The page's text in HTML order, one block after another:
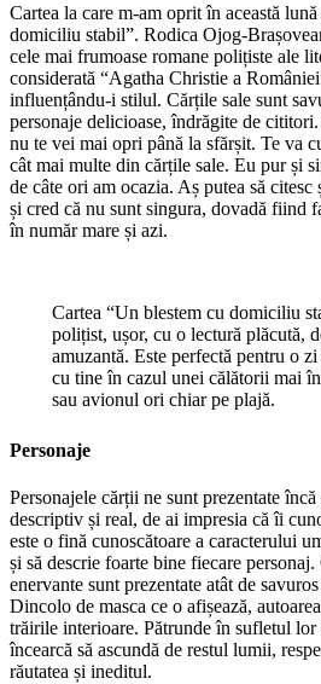
Cartea la care m-am oprit în această
domiciliu stabil”. Rodica Ojog-
cele mai frumoase romane polițiste ale
considerată “Agatha Christie a
influențându-i stilul. Cărțile sale sunt
personaje delicioase, îndrăgite de
nu te vei mai opri până la sfărșit. Te va
cât mai multe din cărțile sale. Eu pur și
de câte ori am ocazia. Aș putea să
și cred că nu sunt singura, dovadă fiind
în număr mare și azi.
Cartea “Un blestem cu domiciliu
polițist, ușor, cu o lectură plăcută,
amuzantă. Este perfectă pentru o
cu tine în cazul unei călătorii mai
sau avionul ori chiar pe plajă.
Personaje
Personajele cărții ne sunt prezentate
descriptiv și real, de ai impresia că îi
este o fină cunoscătoare a caracterului
și să descrie foarte bine fiecare
enervante sunt prezentate atât de
Dincolo de masca ce o afișează,
trăirile interioare. Pătrunde în sufletul lor
încearcă să ascundă de restul lumii,
răutatea și ineditul.